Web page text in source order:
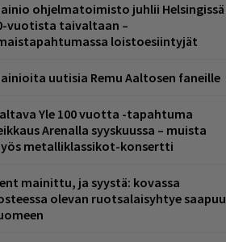
ohjelmatoimisto juhlii Helsingissä
vuotista taivaltaan –
loistoesiintyjät
uutisia Remu Aaltosen faneille
Yle 100 vuotta -tapahtuma
Arenalla syyskuussa – muista
metalliklassikot-konsertti
mainittu, ja syystä: kovassa
olevan ruotsalaisyhtye saapuu